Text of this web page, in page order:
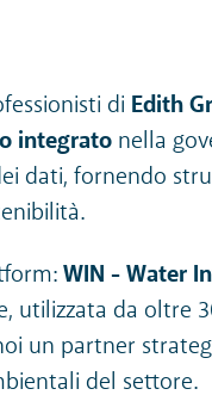
di Edith
integratonella
dati, fornendo
WIN - Water
utilizzata da oltre
un partner
del settore.